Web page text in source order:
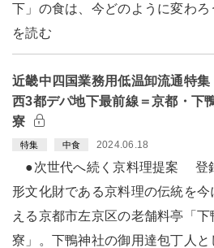
下」の食は、今どのように変わ
を読む
近畿中四国業務用低温卸流通特集
西3都デパ地下最前線＝京都・下
寮
特集 中食 2024.06.18
●次世代へ続く京料理提案 登
形文化財である京料理の伝統を今
える京都市左京区の老舗料亭「下
寮」。下鴨神社の御用達包丁人と